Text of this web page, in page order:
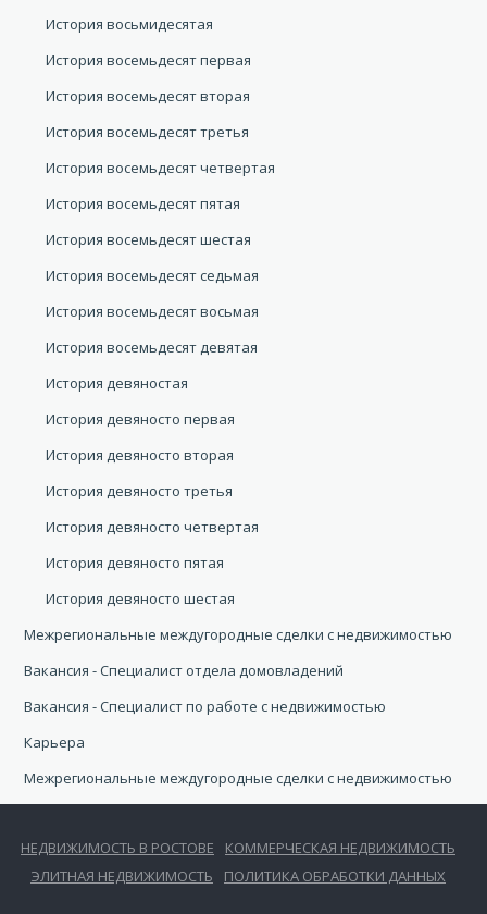
История восьмидесятая
История восемьдесят первая
История восемьдесят вторая
История восемьдесят третья
История восемьдесят четвертая
История восемьдесят пятая
История восемьдесят шестая
История восемьдесят седьмая
История восемьдесят восьмая
История восемьдесят девятая
История девяностая
История девяносто первая
История девяносто вторая
История девяносто третья
История девяносто четвертая
История девяносто пятая
История девяносто шестая
Межрегиональные междугородные сделки с недвижимостью
Вакансия - Специалист отдела домовладений
Вакансия - Специалист по работе с недвижимостью
Карьера
Межрегиональные междугородные сделки с недвижимостью
НЕДВИЖИМОСТЬ В РОСТОВЕ
КОММЕРЧЕСКАЯ НЕДВИЖИМОСТЬ
ЭЛИТНАЯ НЕДВИЖИМОСТЬ
ПОЛИТИКА ОБРАБОТКИ ДАННЫХ